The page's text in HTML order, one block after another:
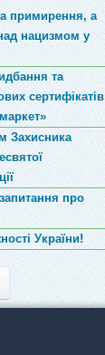
примирення, а
нацизмом у
та
сертифікатів
Захисника
про
України!